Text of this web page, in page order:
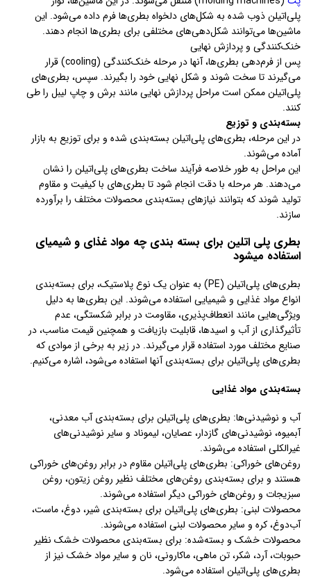
پلی‌اتیلن ذوب شده به شکل‌های دلخواه بطری‌ها فرم داده می‌شود. این
ماشین‌ها می‌توانند شکل‌دهی‌های مختلفی برای بطری‌ها انجام دهند.
خنک‌کنندگی و پردازش نهایی
پس از فرم‌دهی بطری‌ها، آنها در مرحله خنک‌کنندگی (cooling) قرار
می‌گیرند تا سخت شوند و شکل نهایی خود را بگیرند. سپس، بطری‌های
پلی‌اتیلن ممکن است مراحل پردازش نهایی مانند برش و چاپ لیبل را طی
کنند.
بسته‌بندی و توزیع
در این مرحله، بطری‌های پلی‌اتیلن بسته‌بندی شده و برای توزیع به بازار
آماده می‌شوند.
این مراحل به طور خلاصه فرآیند ساخت بطری‌های پلی‌اتیلن را نشان
می‌دهند. هر مرحله با دقت انجام شود تا بطری‌های با کیفیت و مقاوم
تولید شوند که بتوانند نیازهای بسته‌بندی محصولات مختلف را برآورده
سازند.
بطری پلی اتلین برای بسته بندی چه مواد غذای و شیمیای
استفاده میشود
بطری‌های پلی‌اتیلن (PE) به عنوان یک نوع پلاستیک، برای بسته‌بندی
انواع مواد غذایی و شیمیایی استفاده می‌شوند. این بطری‌ها به دلیل
ویژگی‌هایی مانند انعطاف‌پذیری، مقاومت در برابر شکستگی، عدم
تأثیرگذاری از آب و اسیدها، قابلیت بازیافت و همچنین قیمت مناسب، در
صنایع مختلف مورد استفاده قرار می‌گیرند. در زیر به برخی از موادی که
بطری‌های پلی‌اتیلن برای بسته‌بندی آنها استفاده می‌شود، اشاره می‌کنیم.
بسته‌بندی مواد غذایی
آب و نوشیدنی‌ها: بطری‌های پلی‌اتیلن برای بسته‌بندی آب معدنی،
آبمیوه، نوشیدنی‌های گازدار، عصایان، لیموناد و سایر نوشیدنی‌های
غیرالکلی استفاده می‌شوند.
روغن‌های خوراکی: بطری‌های پلی‌اتیلن مقاوم در برابر روغن‌های خوراکی
هستند و برای بسته‌بندی روغن‌های مختلف نظیر روغن زیتون، روغن
سبزیجات و روغن‌های خوراکی دیگر استفاده می‌شوند.
محصولات لبنی: بطری‌های پلی‌اتیلن برای بسته‌بندی شیر، دوغ، ماست،
آب‌دوغ، کره و سایر محصولات لبنی استفاده می‌شوند.
محصولات خشک و بسته‌شده: برای بسته‌بندی محصولات خشک نظیر
حبوبات، آرد، شکر، تن ماهی، ماکارونی، نان و سایر مواد خشک نیز از
بطری‌های پلی‌اتیلن استفاده می‌شود.